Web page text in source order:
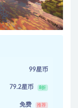
99星币
79.2星币 8折
免费 推荐